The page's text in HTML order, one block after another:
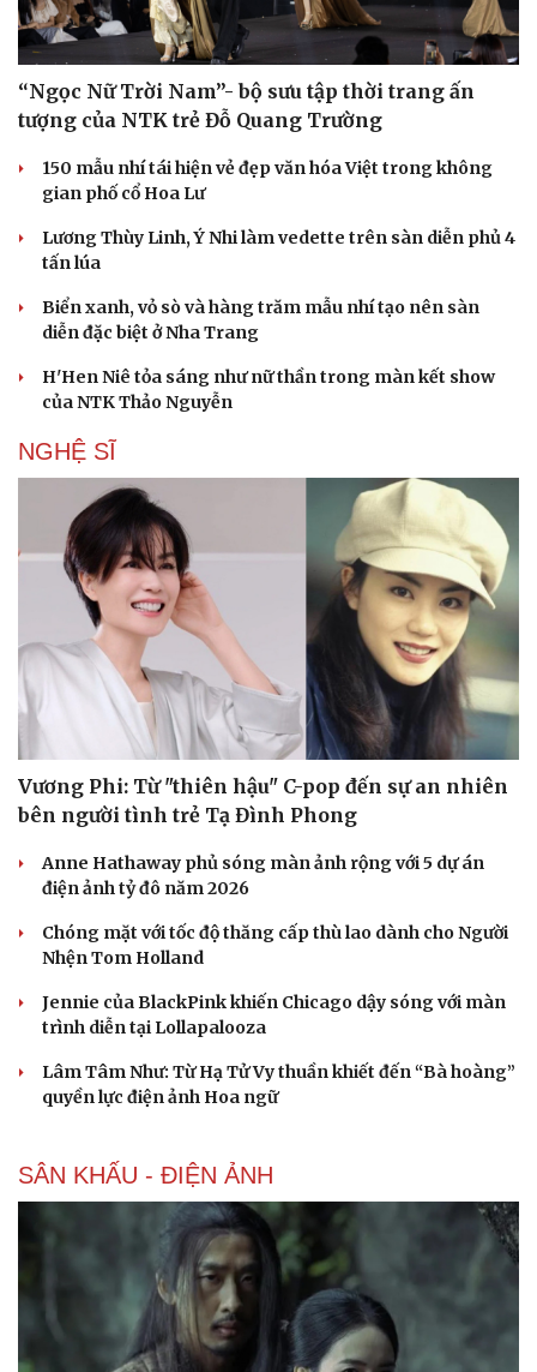
Du lịch
Săn Tour
check-in
Đọc truyện đêm khuya
“Ngọc Nữ Trời Nam”- bộ sưu tập thời trang ấn
tượng của NTK trẻ Đỗ Quang Trường
150 mẫu nhí tái hiện vẻ đẹp văn hóa Việt trong không
gian phố cổ Hoa Lư
Lương Thùy Linh, Ý Nhi làm vedette trên sàn diễn phủ 4
tấn lúa
Biển xanh, vỏ sò và hàng trăm mẫu nhí tạo nên sàn
diễn đặc biệt ở Nha Trang
H'Hen Niê tỏa sáng như nữ thần trong màn kết show
của NTK Thảo Nguyễn
NGHỆ SĨ
Vương Phi: Từ "thiên hậu" C-pop đến sự an nhiên
bên người tình trẻ Tạ Đình Phong
Anne Hathaway phủ sóng màn ảnh rộng với 5 dự án
điện ảnh tỷ đô năm 2026
Chóng mặt với tốc độ thăng cấp thù lao dành cho Người
Nhện Tom Holland
Jennie của BlackPink khiến Chicago dậy sóng với màn
trình diễn tại Lollapalooza
Lâm Tâm Như: Từ Hạ Tử Vy thuần khiết đến “Bà hoàng”
quyền lực điện ảnh Hoa ngữ
SÂN KHẤU - ĐIỆN ẢNH